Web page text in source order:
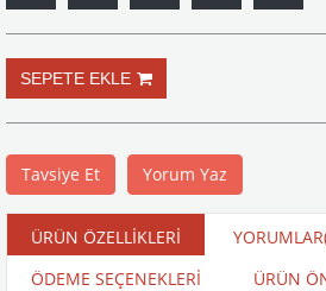
Tavsiye Et Yorum Yaz
ÜRÜN ÖZELLIKLERI YORUMLAR
ÖDEME SEÇENEKLERI
ÜRÜN